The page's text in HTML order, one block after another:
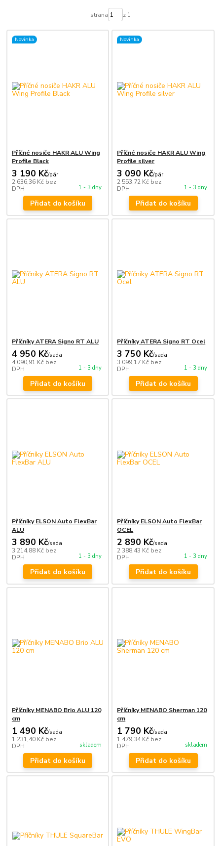
strana z 1
Novinka
Příčné nosiče HAKR ALU Wing
Profile Black
3 190 Kč/pár
2 636,36 Kč bez
DPH
1 - 3 dny
Přidat do košíku
Novinka
Příčné nosiče HAKR ALU Wing
Profile silver
3 090 Kč/pár
2 553,72 Kč bez
DPH
1 - 3 dny
Přidat do košíku
Příčníky ATERA Signo RT ALU
4 950 Kč/sada
4 090,91 Kč bez
DPH
1 - 3 dny
Přidat do košíku
Příčníky ATERA Signo RT Ocel
3 750 Kč/sada
3 099,17 Kč bez
DPH
1 - 3 dny
Přidat do košíku
Příčníky ELSON Auto FlexBar
ALU
3 890 Kč/sada
3 214,88 Kč bez
DPH
1 - 3 dny
Přidat do košíku
Příčníky ELSON Auto FlexBar
OCEL
2 890 Kč/sada
2 388,43 Kč bez
DPH
1 - 3 dny
Přidat do košíku
Příčníky MENABO Brio ALU 120
cm
1 490 Kč/sada
1 231,40 Kč bez
DPH
skladem
Přidat do košíku
Příčníky MENABO Sherman 120
cm
1 790 Kč/sada
1 479,34 Kč bez
DPH
skladem
Přidat do košíku